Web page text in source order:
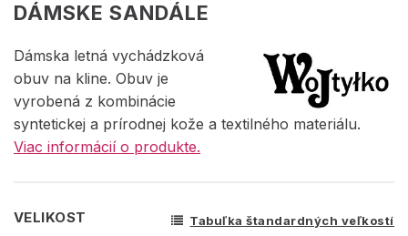
DÁMSKE SANDÁLE
Dámska letná vychádzková
obuv na kline. Obuv je
vyrobená z kombinácie
syntetickej a prírodnej kože a textilného materiálu.
Viac informácií o produkte.
VELIKOST Tabuľka štandardných veľkostí